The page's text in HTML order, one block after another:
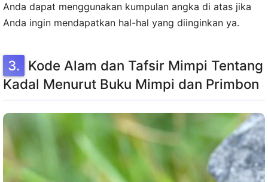
Anda dapat menggunakan kumpulan angka di atas jika
Anda ingin mendapatkan hal-hal yang diinginkan ya.
Kode Alam dan Tafsir Mimpi Tentang
Kadal Menurut Buku Mimpi dan Primbon